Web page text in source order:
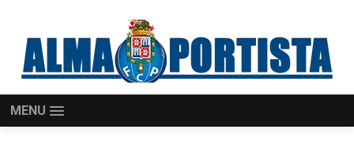
MENU